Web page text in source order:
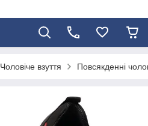
Чоловіче взуття Повсякденні